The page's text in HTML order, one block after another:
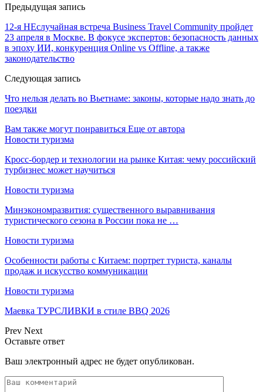
Предыдущая запись
12-я НЕслучайная встреча Business Travel Community пройдет
23 апреля в Москве. В фокусе экспертов: безопасность данных
в эпоху ИИ, конкуренция Online vs Offline, а также
законодательство
Следующая запись
Что нельзя делать во Вьетнаме: законы, которые надо знать до
поездки
Вам также могут понравиться Еще от автора
Новости туризма
Кросс-бордер и технологии на рынке Китая: чему российский
турбизнес может научиться
Новости туризма
Минэкономразвития: существенного выравнивания
туристического сезона в России пока не …
Новости туризма
Особенности работы с Китаем: портрет туриста, каналы
продаж и искусство коммуникации
Новости туризма
Маевка ТУРСЛИВКИ в стиле BBQ 2026
Prev Next
Оставьте ответ
Ваш электронный адрес не будет опубликован.